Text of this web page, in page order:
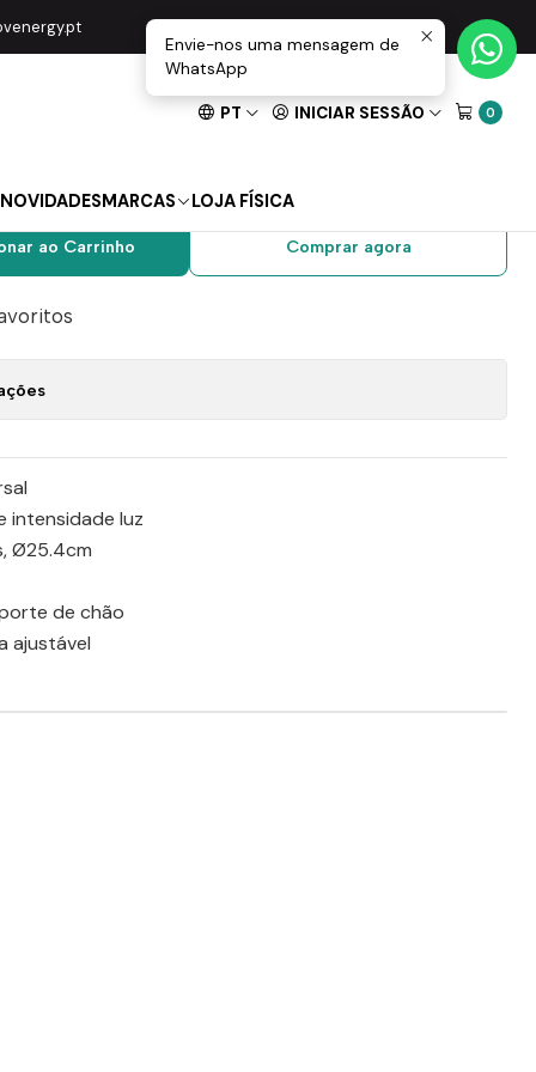
PT INICIAR SESSÃO 0
NOVIDADESMARCAS LOJA FÍSICA
10' C/Tripé Extensível
De Estúdio
ao Carrinho Comprar agora
intensidade luz
Ø25.4cm
de chão
ajustável
Envie-nos uma mensagem de
WhatsApp